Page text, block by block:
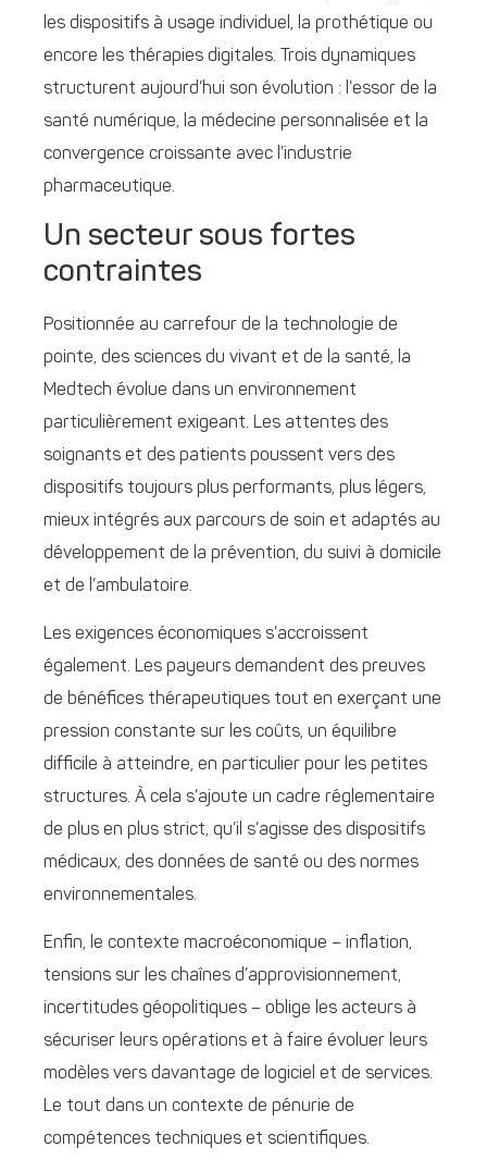
les dispositifs à usage individuel, la prothétique ou
encore les thérapies digitales. Trois dynamiques
structurent aujourd’hui son évolution : l’essor de la
santé numérique, la médecine personnalisée et la
convergence croissante avec l’industrie
pharmaceutique.
Un secteur sous fortes
contraintes
Positionnée au carrefour de la technologie de
pointe, des sciences du vivant et de la santé, la
Medtech évolue dans un environnement
particulièrement exigeant. Les attentes des
soignants et des patients poussent vers des
dispositifs toujours plus performants, plus légers,
mieux intégrés aux parcours de soin et adaptés au
développement de la prévention, du suivi à domicile
et de l’ambulatoire.
Les exigences économiques s’accroissent
également. Les payeurs demandent des preuves
de bénéfices thérapeutiques tout en exerçant une
pression constante sur les coûts, un équilibre
difficile à atteindre, en particulier pour les petites
structures. À cela s’ajoute un cadre réglementaire
de plus en plus strict, qu’il s’agisse des dispositifs
médicaux, des données de santé ou des normes
environnementales.
Enfin, le contexte macroéconomique – inflation,
tensions sur les chaînes d’approvisionnement,
incertitudes géopolitiques – oblige les acteurs à
sécuriser leurs opérations et à faire évoluer leurs
modèles vers davantage de logiciel et de services.
Le tout dans un contexte de pénurie de
compétences techniques et scientifiques.